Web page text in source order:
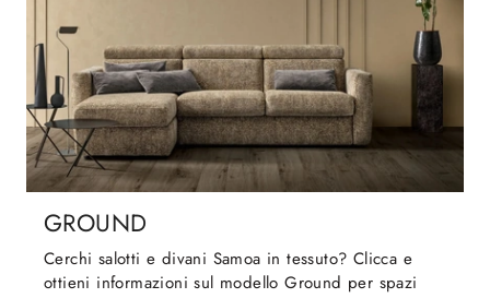
GROUND
Cerchi salotti e divani Samoa in tessuto? Clicca e
ottieni informazioni sul modello Ground per spazi